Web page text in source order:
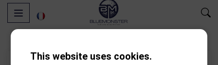
This website uses cookies.